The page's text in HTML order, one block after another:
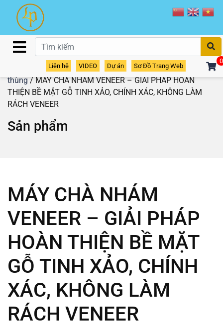
Liên hệ VIDEO Dự án Sơ Đồ Trang Web
0
Sản phẩm /Máy chà nhám /Máy chà nhám
thùng/ MÁY CHÀ NHÁM VENEER – GIẢI PHÁP HOÀN
THIỆN BỀ MẶT GỖ TINH XẢO, CHÍNH XÁC, KHÔNG LÀM
RÁCH VENEER
Sản phẩm
MÁY CHÀ NHÁM
VENEER – GIẢI PHÁP
HOÀN THIỆN BỀ MẶT
GỖ TINH XẢO, CHÍNH
XÁC, KHÔNG LÀM
RÁCH VENEER